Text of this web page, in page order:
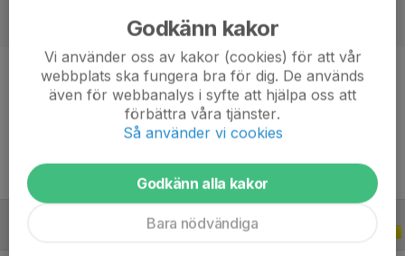
Position
-
12 år
ALLA ÅR
Godkänn kakor
Vi använder oss av kakor (cookies) för att vår
webbplats ska fungera bra för dig. De används
även för webbanalys i syfte att hjälpa oss att
förbättra våra tjänster.
Så använder vi cookies
Godkänn alla kakor
Bara nödvändiga